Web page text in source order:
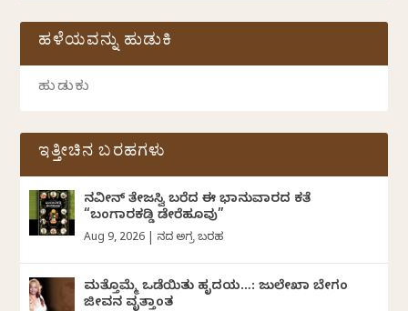
ಹಳೆಯವನ್ನು ಹುಡುಕಿ
ಇತ್ತೀಚಿನ ಬರಹಗಳು
ನವೀನ್‌ ತೇಜಸ್ವಿ ಬರೆದ ಈ ಭಾನುವಾರದ ಕತೆ
“ಬಂಗಾರಕಡ್ಡಿ ಡೇರೆಹೂವು”
Aug 9, 2026 ದಿನದ ಅಗ್ರ ಬರಹ
ಮತ್ತೊಮ್ಮೆ ಒಡೆಯಿತು ಹೃದಯ…: ಜುಲೇಖಾ ಬೇಗಂ
ಜೀವನ ವೃತ್ತಾಂತ